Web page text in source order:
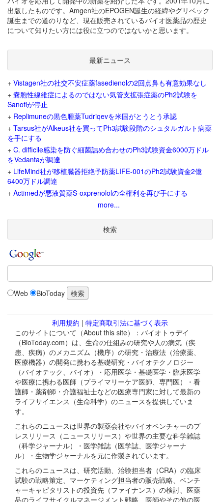
出版したものです。Amgen社のEPOGEN誕生の経緯やグリベック
誕生までの道のりなど、現在販売されているバイオ医薬品の歴史
について知りたい方には役に立つのではないかと思います。
最新ニュース
+ Vistagen社の社交不安症薬fasedienolの2回点鼻も有意効果なし
+ 嚢胞性線維症によるのではない気管支拡張症薬のPh2試験を
Sanofiが停止
+ Replimuneの黒色腫薬Tudriqevを米国がとうとう承認
+ Tarsus社がAlkeus社を買ってPh3試験段階のシュタルガルト病薬
を手にする
+ C. difficile感染を防ぐ細菌詰め合わせのPh3試験資金6000万ドル
をVedantaが調達
+ LifeMind社が移植臓器拒絶予防薬LIFE-001のPh2試験資金2億
6400万ドル調達
+ Actimedが悪液質薬S-oxprenololの全権利を再び手にする
more...
検索
Web BioToday
利用規約 | 特定商取引法に基づく表示
このサイトについて（About this site）：バイオトゥデイ
（BioToday.com）は、生命の仕組みの研究や人の病気（疾
患、疾病）のメカニズム（機序）の研究・治療法（治療薬、
医療機器）の開発に携わる基礎研究・バイオテクノロジー
（バイオテック、バイオ）・応用医学・基礎医学・臨床医学
や医療に携わる医師（プライマリーケア医師、専門医）・看
護師・薬剤師・介護福祉士などの医療専門家に対して最新の
ライフサイエンス（生命科学）のニュースを提供していま
す。
これらのニュースは世界の製薬会社やバイオベンチャーのプ
レスリリース（ニュースリリース）や世界の主要な科学雑誌
（科学ジャーナル）・医学雑誌（医学誌、医学ジャーナ
ル）・生物学ジャーナルを元に作製されています。
これらのニュースは、研究活動、治験担当者（CRA）の臨床
試験の戦略策定、マーケティング担当者の販売戦略、ベンチ
ャーキャピタリストの投資先（ファイナンス）の検討、医薬
品のライフサイクルマネージメント戦略、医師やその他の医